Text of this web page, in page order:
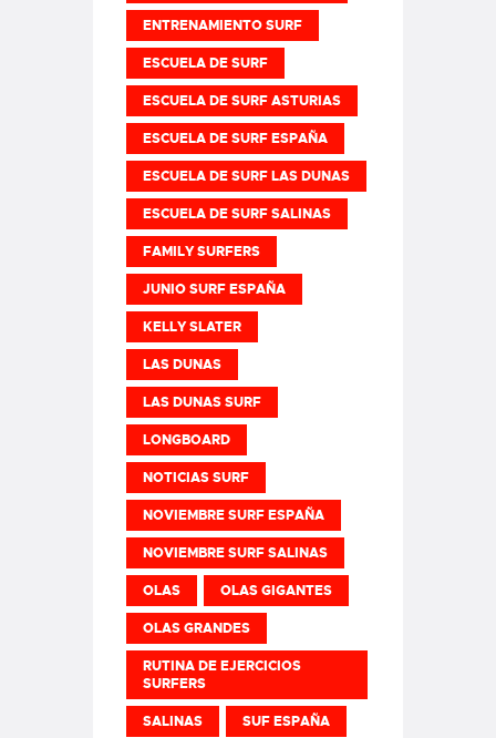
ENTRENAMIENTO SURF
ESCUELA DE SURF
ESCUELA DE SURF ASTURIAS
ESCUELA DE SURF ESPAÑA
ESCUELA DE SURF LAS DUNAS
ESCUELA DE SURF SALINAS
FAMILY SURFERS
JUNIO SURF ESPAÑA
KELLY SLATER
LAS DUNAS
LAS DUNAS SURF
LONGBOARD
NOTICIAS SURF
NOVIEMBRE SURF ESPAÑA
NOVIEMBRE SURF SALINAS
OLAS OLAS GIGANTES
OLAS GRANDES
RUTINA DE EJERCICIOS
SURFERS
SALINAS SUF ESPAÑA